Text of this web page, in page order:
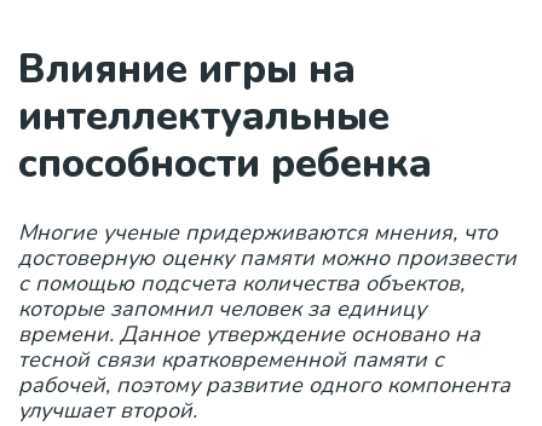
Влияние игры на
интеллектуальные
способности ребенка
Многие ученые придерживаются мнения, что
достоверную оценку памяти можно произвести
с помощью подсчета количества объектов,
которые запомнил человек за единицу
времени. Данное утверждение основано на
тесной связи кратковременной памяти с
рабочей, поэтому развитие одного компонента
улучшает второй.